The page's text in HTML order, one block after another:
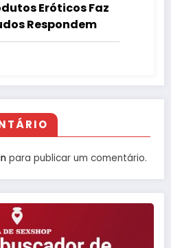
Eróticos Faz
Respondem
para publicar um comentário.